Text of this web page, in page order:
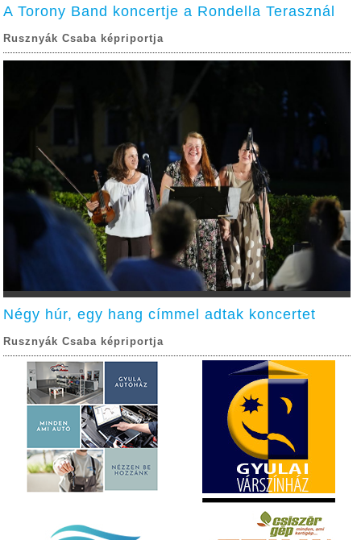
A Torony Band koncertje a Rondella Terasznál
Rusznyák Csaba képriportja
Négy húr, egy hang címmel adtak koncertet
Rusznyák Csaba képriportja